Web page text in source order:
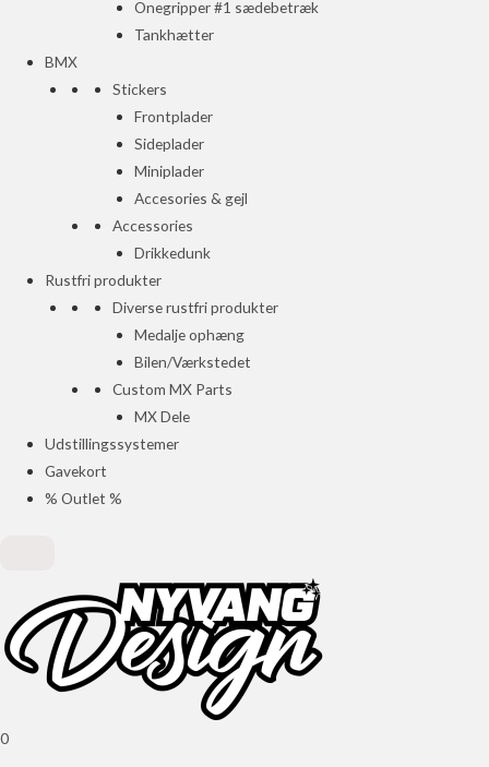
Onegripper #1 sædebetræk
Tankhætter
BMX
Stickers
Frontplader
Sideplader
Miniplader
Accesories & gejl
Accessories
Drikkedunk
Rustfri produkter
Diverse rustfri produkter
Medalje ophæng
Bilen/Værkstedet
Custom MX Parts
MX Dele
Udstillingssystemer
Gavekort
% Outlet %
0